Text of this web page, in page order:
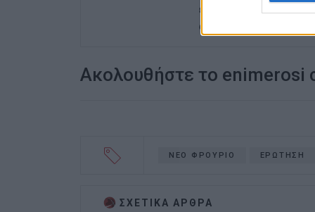
ενδιαφέρον του για
ανιδιοτελής
Ακολουθήστε το enimerosi
NEO ΦΡΟΥΡΙΟ ΕΡΩΤΗΣΗ
ΣΧΕΤΙΚA AΡΘΡΑ